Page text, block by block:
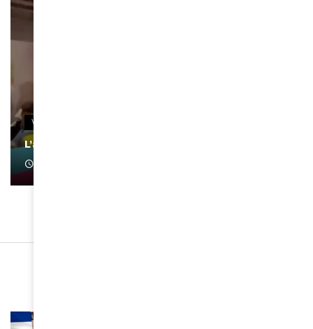
VIDEOS
L’artiste Yoan s’exprime